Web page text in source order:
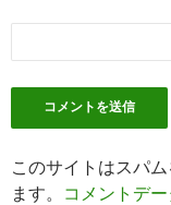
このサイトはスパ
ます。
コメントデ